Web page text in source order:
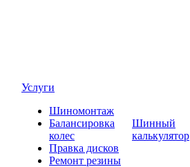
Услуги
Шиномонтаж
Балансировка
колес
Правка дисков
Ремонт резины
Шинный
калькулятор